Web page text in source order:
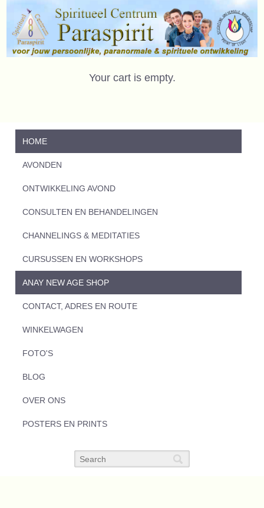
Your cart is empty.
HOME
AVONDEN
ONTWIKKELING AVOND
CONSULTEN EN BEHANDELINGEN
CHANNELINGS & MEDITATIES
CURSUSSEN EN WORKSHOPS
ANAY NEW AGE SHOP
CONTACT, ADRES EN ROUTE
WINKELWAGEN
FOTO'S
BLOG
OVER ONS
POSTERS EN PRINTS